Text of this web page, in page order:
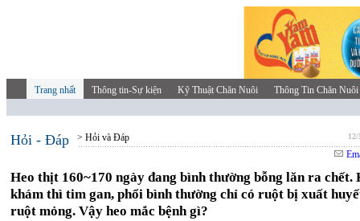
Trang nhất Thông tin-Sự kiện Kỹ Thuật Chăn Nuôi Thông Tin Chăn Nuôi
Hỏi - Đáp > Hỏi và Đáp
Heo thịt 160~170 ngày đang bình thường bỗng lăn ra chết.
khám thì tim gan, phổi bình thường chỉ có ruột bị xuất
ruột mỏng. Vậy heo mắc bệnh gì?